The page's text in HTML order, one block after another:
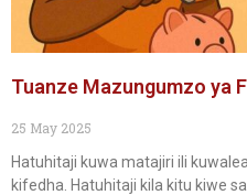
Tuanze Mazungumzo ya
25 May 2025
Hatuhitaji kuwa matajiri ili
kifedha. Hatuhitaji kila kitu kiwe